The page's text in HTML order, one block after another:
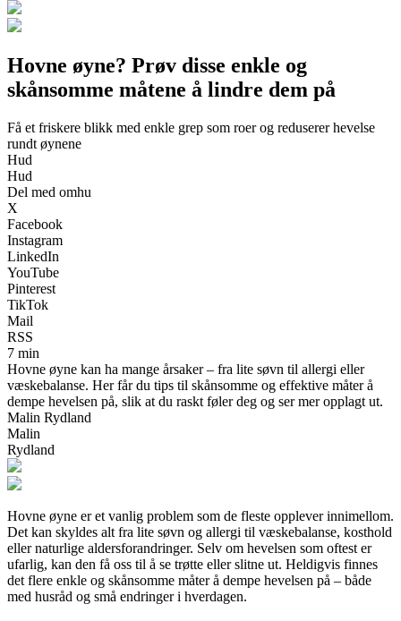
Hovne øyne? Prøv disse enkle og
skånsomme måtene å lindre dem på
Få et friskere blikk med enkle grep som roer og reduserer hevelse
rundt øynene
Hud
Hud
Del med omhu
X
Facebook
Instagram
LinkedIn
YouTube
Pinterest
TikTok
Mail
RSS
7 min
Hovne øyne kan ha mange årsaker – fra lite søvn til allergi eller
væskebalanse. Her får du tips til skånsomme og effektive måter å
dempe hevelsen på, slik at du raskt føler deg og ser mer opplagt ut.
Malin Rydland
Malin
Rydland
Hovne øyne er et vanlig problem som de fleste opplever innimellom.
Det kan skyldes alt fra lite søvn og allergi til væskebalanse, kosthold
eller naturlige aldersforandringer. Selv om hevelsen som oftest er
ufarlig, kan den få oss til å se trøtte eller slitne ut. Heldigvis finnes
det flere enkle og skånsomme måter å dempe hevelsen på – både
med husråd og små endringer i hverdagen.